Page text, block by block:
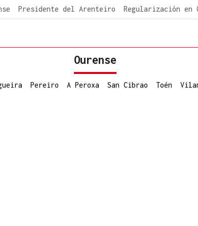
Presidente del Arenteiro Regularización en
Ourense
Pereiro A Peroxa San Cibrao Toén